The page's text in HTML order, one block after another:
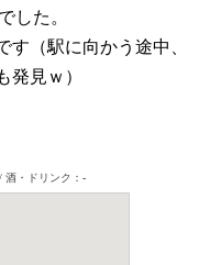
した。
（駅に向かう途中、
発見ｗ）